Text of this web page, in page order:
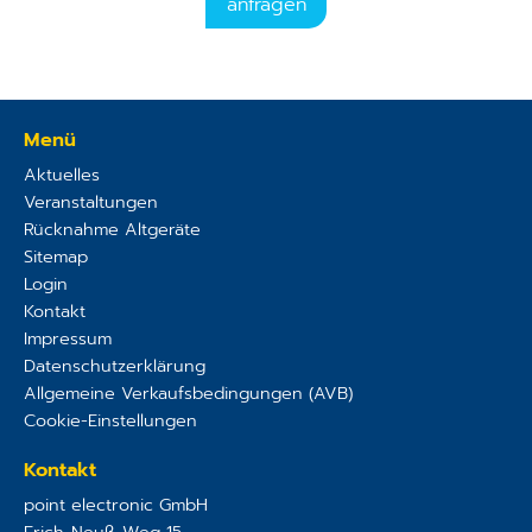
Menü
Aktuelles
Veranstaltungen
Rücknahme Altgeräte
Sitemap
Login
Kontakt
Impressum
Datenschutzerklärung
Allgemeine Verkaufsbedingungen (AVB)
Cookie-Einstellungen
Kontakt
point electronic GmbH